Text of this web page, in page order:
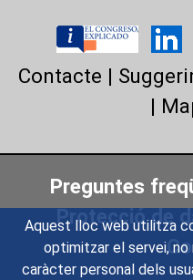
Aquest lloc web utilitza
optimitzar el servei,
caràcter personal dels
Contacte |
|
Preguntes
Protecció de